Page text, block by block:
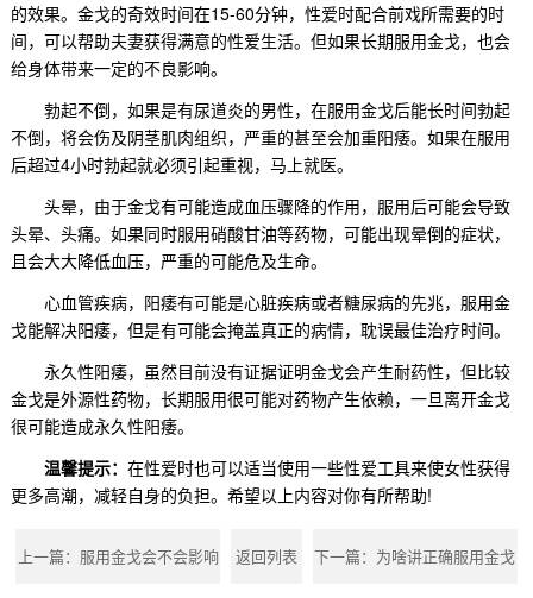
的效果。金戈的奇效时间在15-60分钟，性爱时配合前戏所需要的时
间，可以帮助夫妻获得满意的性爱生活。但如果长期服用金戈，也会
给身体带来一定的不良影响。
勃起不倒，如果是有尿道炎的男性，在服用金戈后能长时间勃起
不倒，将会伤及阴茎肌肉组织，严重的甚至会加重阳痿。如果在服用
后超过4小时勃起就必须引起重视，马上就医。
头晕，由于金戈有可能造成血压骤降的作用，服用后可能会导致
头晕、头痛。如果同时服用硝酸甘油等药物，可能出现晕倒的症状，
且会大大降低血压，严重的可能危及生命。
心血管疾病，阳痿有可能是心脏疾病或者糖尿病的先兆，服用金
戈能解决阳痿，但是有可能会掩盖真正的病情，耽误最佳治疗时间。
永久性阳痿，虽然目前没有证据证明金戈会产生耐药性，但比较
金戈是外源性药物，长期服用很可能对药物产生依赖，一旦离开金戈
很可能造成永久性阳痿。
温馨提示： 在性爱时也可以适当使用一些性爱工具来使女性获得
更多高潮，减轻自身的负担。希望以上内容对你有所帮助!
上一篇： 服用金戈会不会影响 返回列表 下一篇： 为啥讲正确服用金戈